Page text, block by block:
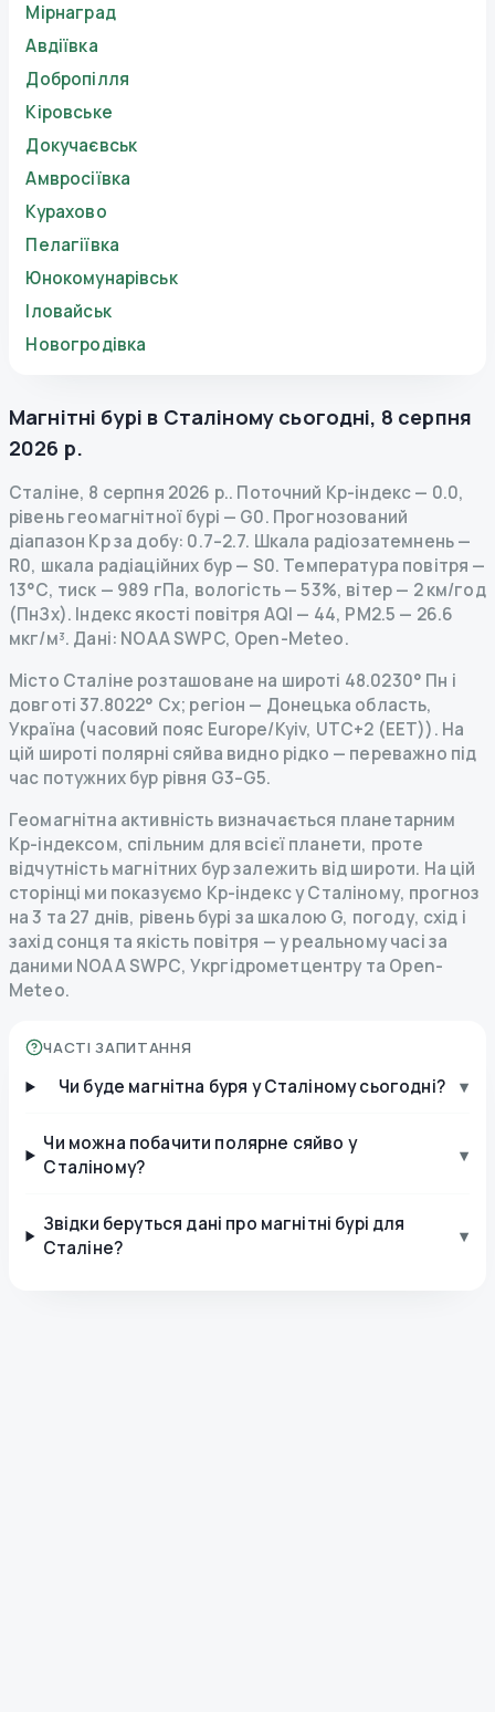
Мірнаград
Авдіївка
Добропілля
Кіровське
Докучаєвськ
Амвросіївка
Курахово
Пелагіївка
Юнокомунарівськ
Іловайськ
Новогродівка
Магнітні бурі в Сталіному сьогодні, 8 серпня
2026 р.
Сталіне, 8 серпня 2026 р.. Поточний Kp-індекс— 0.0,
рівень геомагнітної бурі — G0. Прогнозований
діапазон Kp за добу: 0.7–2.7. Шкала радіозатемнень—
R0, шкала радіаційних бур— S0. Температура повітря —
13°C, тиск — 989 гПа, вологість — 53%, вітер — 2 км/год
(ПнЗх). Індекс якості повітря AQI — 44, PM2.5 — 26.6
мкг/м³. Дані: NOAA SWPC, Open-Meteo.
Місто Сталіне розташоване на широті 48.0230° Пн і
довготі 37.8022° Сх; регіон — Донецька область,
Україна (часовий пояс Europe/Kyiv, UTC+2 (EET)). На
цій широті полярні сяйва видно рідко — переважно під
час потужних бур рівня G3–G5.
Геомагнітна активність визначається планетарним
Kp-індексом, спільним для всієї планети, проте
відчутність магнітних бур залежить від широти. На цій
сторінці ми показуємо Kp-індекс у Сталіному, прогноз
на 3 та 27 днів, рівень бурі за шкалою G, погоду, схід і
захід сонця та якість повітря — у реальному часі за
даними NOAA SWPC, Укргідрометцентру та Open-
Meteo.
ЧАСТІ ЗАПИТАННЯ
Чи буде магнітна буря у Сталіному сьогодні? ▾
Чи можна побачити полярне сяйво у
Сталіному?
▾
Звідки беруться дані про магнітні бурі для
Сталіне?
▾